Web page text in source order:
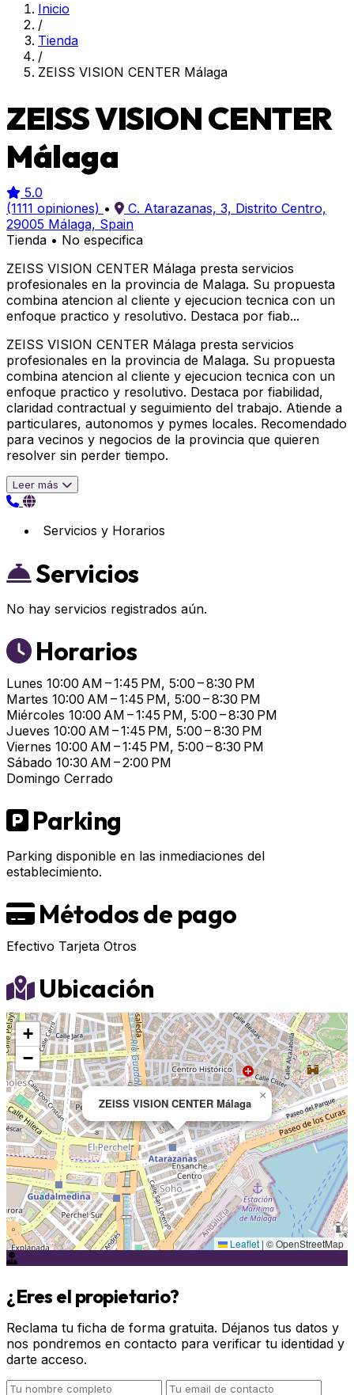
Inicio
/
Tienda
/
ZEISS VISION CENTER Málaga
ZEISS VISION CENTER
Málaga
5.0
(1111 opiniones) •
C. Atarazanas, 3, Distrito Centro,
29005 Málaga, Spain
Tienda • No especifica
ZEISS VISION CENTER Málaga presta servicios
profesionales en la provincia de Malaga. Su propuesta
combina atencion al cliente y ejecucion tecnica con un
enfoque practico y resolutivo. Destaca por fiab...
ZEISS VISION CENTER Málaga presta servicios
profesionales en la provincia de Malaga. Su propuesta
combina atencion al cliente y ejecucion tecnica con un
enfoque practico y resolutivo. Destaca por fiabilidad,
claridad contractual y seguimiento del trabajo. Atiende a
particulares, autonomos y pymes locales. Recomendado
para vecinos y negocios de la provincia que quieren
resolver sin perder tiempo.
Leer más
Servicios y Horarios
Servicios
No hay servicios registrados aún.
Horarios
Lunes 10:00 AM – 1:45 PM, 5:00 – 8:30 PM
Martes 10:00 AM – 1:45 PM, 5:00 – 8:30 PM
Miércoles 10:00 AM – 1:45 PM, 5:00 – 8:30 PM
Jueves 10:00 AM – 1:45 PM, 5:00 – 8:30 PM
Viernes 10:00 AM – 1:45 PM, 5:00 – 8:30 PM
Sábado 10:30 AM – 2:00 PM
Domingo Cerrado
Parking
Parking disponible en las inmediaciones del
establecimiento.
Métodos de pago
Efectivo Tarjeta Otros
Ubicación
ZEISS VISION CENTER Málaga
×
+
−
Leaflet | © OpenStreetMap
¿Eres el propietario?
Reclama tu ficha de forma gratuita. Déjanos tus datos y
nos pondremos en contacto para verificar tu identidad y
darte acceso.